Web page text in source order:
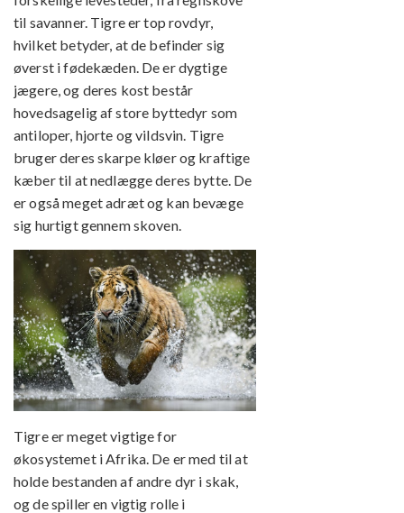
til savanner. Tigre er top rovdyr,
hvilket betyder, at de befinder sig
øverst i fødekæden. De er dygtige
jægere, og deres kost består
hovedsagelig af store byttedyr som
antiloper, hjorte og vildsvin. Tigre
bruger deres skarpe kløer og kraftige
kæber til at nedlægge deres bytte. De
er også meget adræt og kan bevæge
sig hurtigt gennem skoven.
Tigre er meget vigtige for
økosystemet i Afrika. De er med til at
holde bestanden af andre dyr i skak,
og de spiller en vigtig rolle i